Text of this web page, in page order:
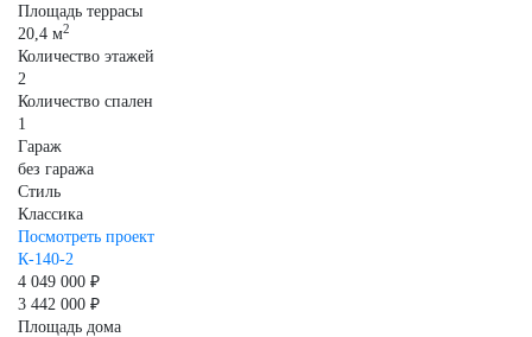
Площадь террасы
20,4 м2
Количество этажей
2
Количество спален
1
Гараж
без гаража
Стиль
Классика
Посмотреть проект
К-140-2
4 049 000 ₽
3 442 000 ₽
Площадь дома